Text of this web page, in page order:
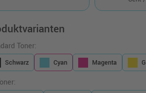
Toner:
Schwarz Cyan Magenta